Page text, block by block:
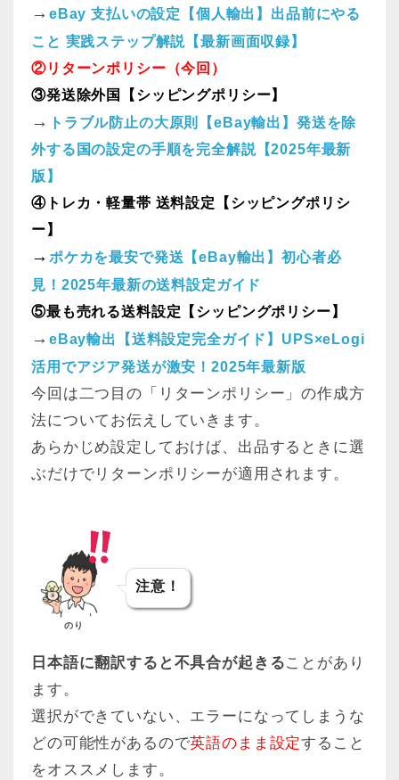
→ eBay 支払いの設定【個人輸出】出品前にやる
こと 実践ステップ解説【最新画面収録】
②リターンポリシー（今回）
③発送除外国【シッピングポリシー】
→
トラブル防止の大原則【eBay輸出】発送を除
外する国の設定の手順を完全解説【2025年最新
版】
④トレカ・軽量帯 送料設定【シッピングポリシ
ー】
→ ポケカを最安で発送【eBay輸出】初心者必
見！2025年最新の送料設定ガイド
⑤最も売れる送料設定【シッピングポリシー】
→ eBay輸出【送料設定完全ガイド】UPS×eLogi
活用でアジア発送が激安！2025年最新版
今回は二つ目の「リターンポリシー」の作成方
法についてお伝えしていきます。
あらかじめ設定しておけば、出品するときに選
ぶだけでリターンポリシーが適用されます。
のり
注意！
日本語に翻訳すると不具合が起きることがあり
ます。
選択ができていない、エラーになってしまうな
どの可能性があるので英語のまま設定すること
をオススメします。